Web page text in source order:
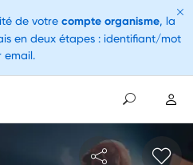
de votre compte organisme, la
en deux étapes : identifiant/mot
email.